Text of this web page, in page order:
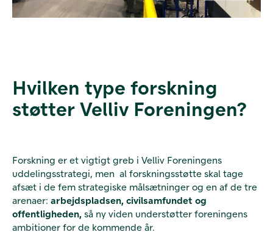
Hvilken type forskning
støtter Velliv Foreningen?
Forskning er et vigtigt greb i Velliv Foreningens
uddelingsstrategi, men al forskningsstøtte skal tage
afsæt i de fem strategiske målsætninger og en af de tre
arenaer: arbejdspladsen, civilsamfundet og
offentligheden, så ny viden understøtter foreningens
ambitioner for de kommende år.